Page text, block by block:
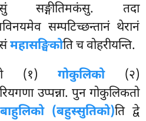
सङ्गीतिमकंसु. तदा
सम्पटिच्छन्तानं थेरानं
महासङ्घिकोति च वोहरीयन्ति.
(१) गोकुलिको(२)
उप्पन्ना. पुन गोकुलिकतो
बाहुलिको (बहुस्सुतिको)ति द्वे